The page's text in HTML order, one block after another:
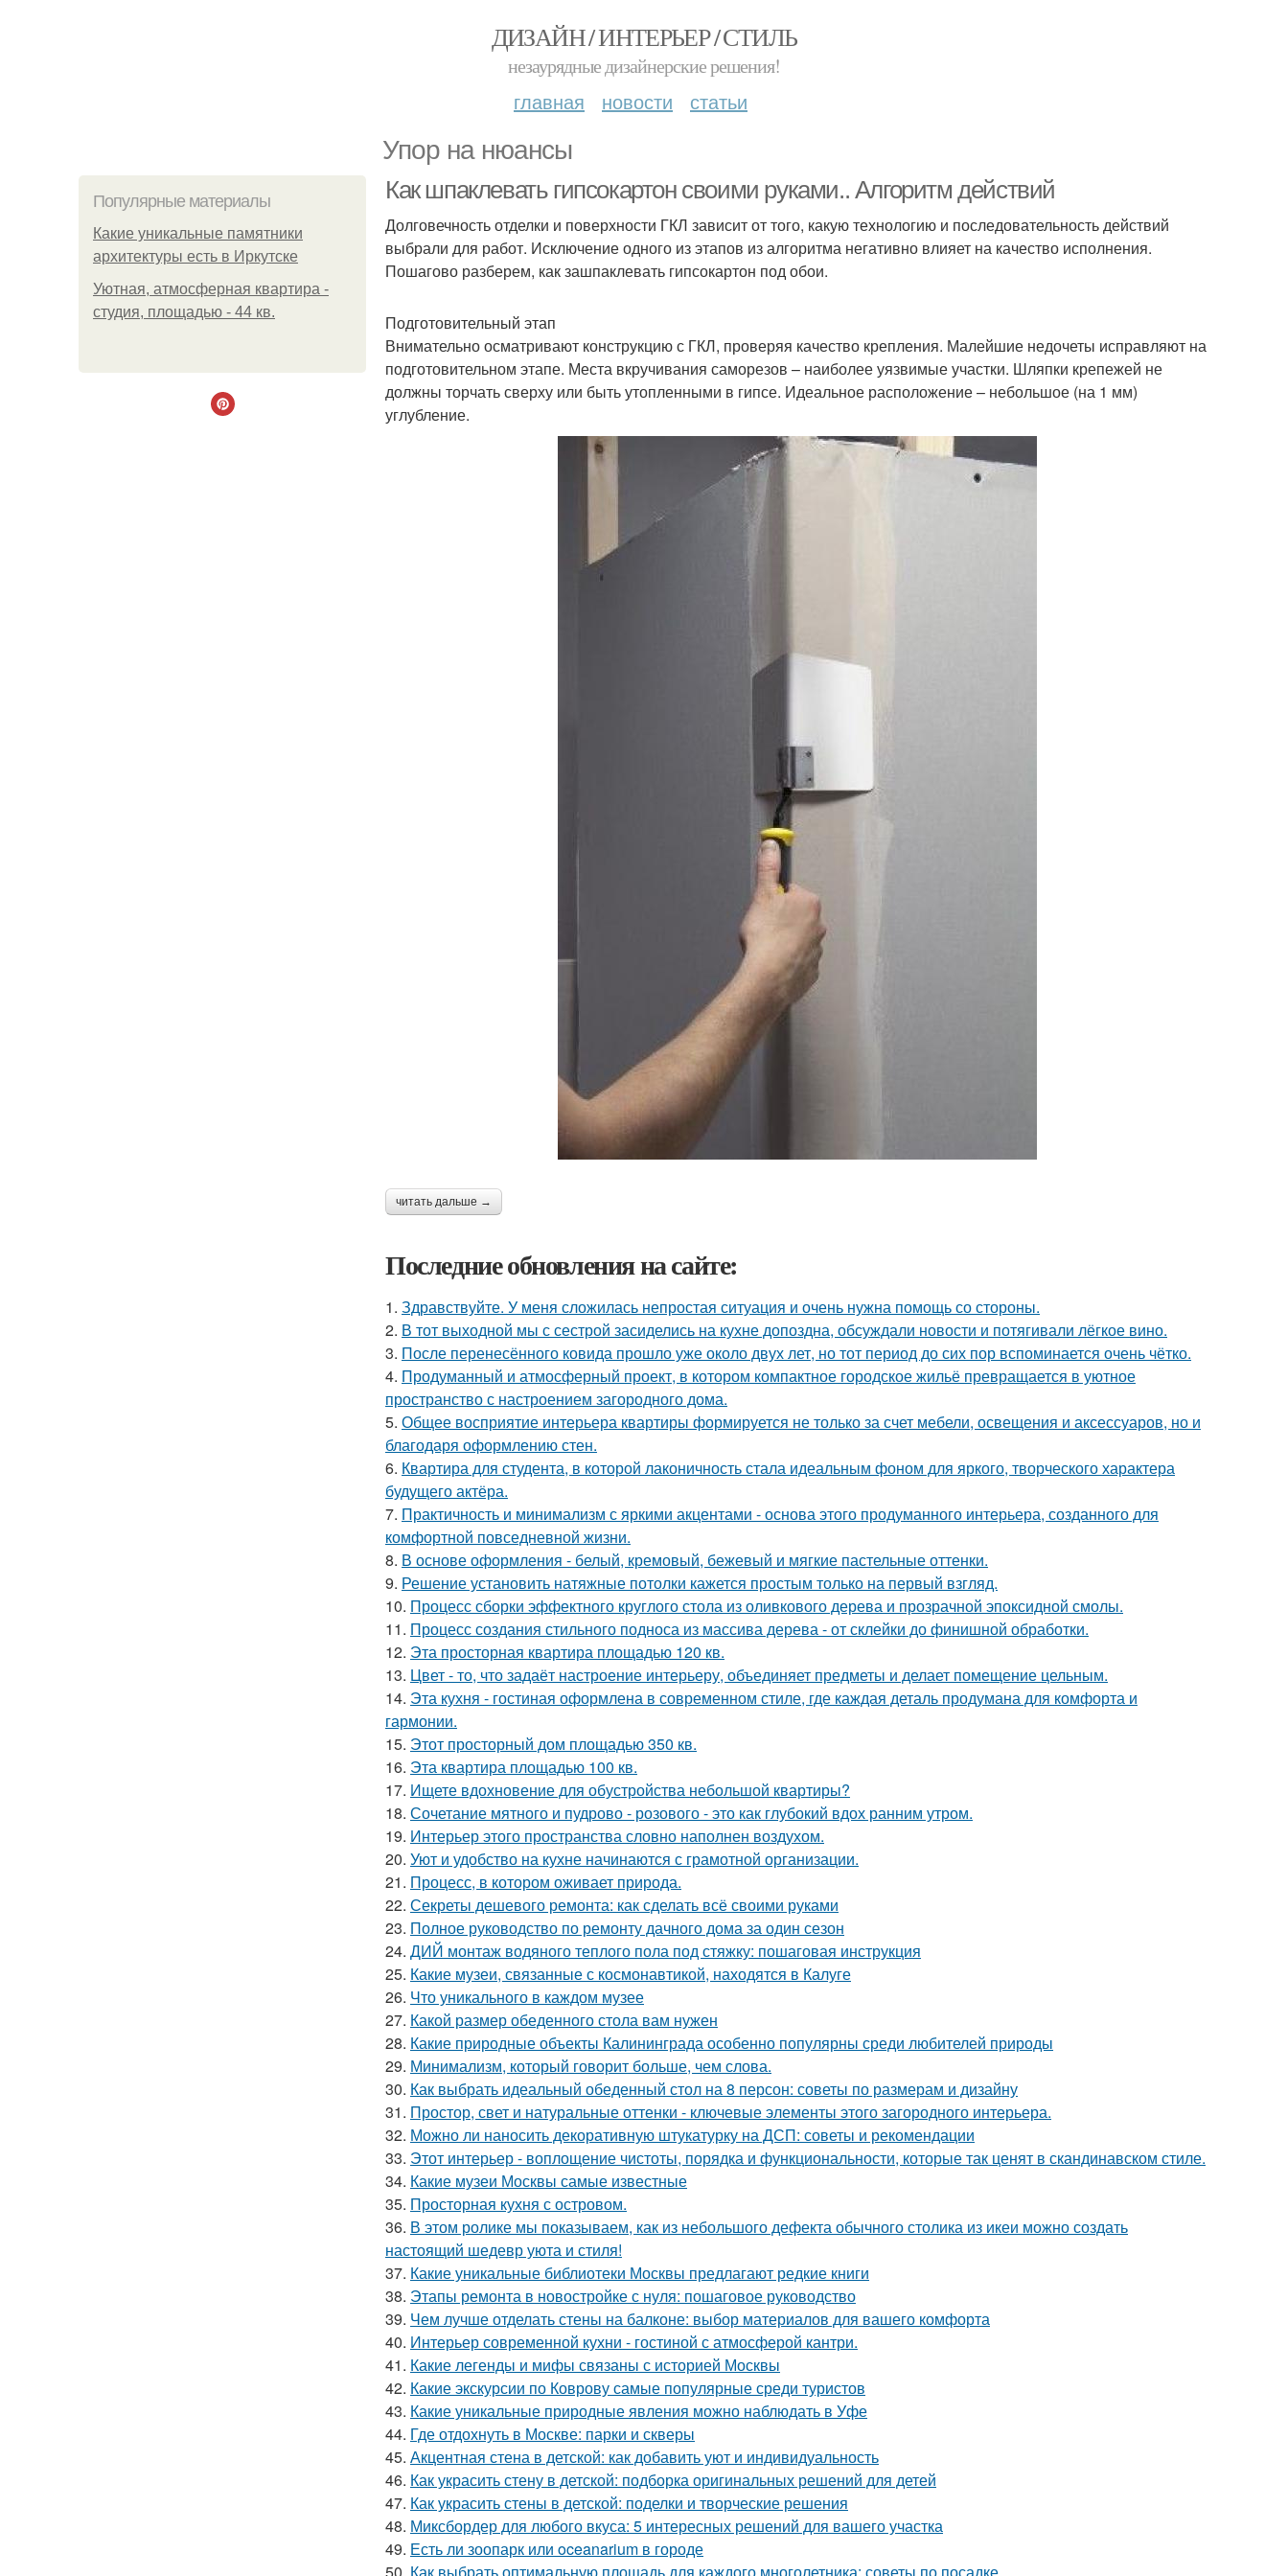
ДИЗАЙН / ИНТЕРЬЕР / СТИЛЬ
незаурядные дизайнерские решения!
главная новости статьи
Упор на нюансы
Популярные материалы
Какие уникальные памятники
архитектуры есть в Иркутске
Уютная, атмосферная квартира -
студия, площадью - 44 кв.
Как шпаклевать гипсокартон своими руками.. Алгоритм действий
Долговечность отделки и поверхности ГКЛ зависит от того, какую технологию и последовательность действий
выбрали для работ. Исключение одного из этапов из алгоритма негативно влияет на качество исполнения.
Пошагово разберем, как зашпаклевать гипсокартон под обои.
Подготовительный этап
Внимательно осматривают конструкцию с ГКЛ, проверяя качество крепления. Малейшие недочеты исправляют на
подготовительном этапе. Места вкручивания саморезов – наиболее уязвимые участки. Шляпки крепежей не
должны торчать сверху или быть утопленными в гипсе. Идеальное расположение – небольшое (на 1 мм)
углубление.
читать дальше →
Последние обновления на сайте:
1. Здравствуйте. У меня сложилась непростая ситуация и очень нужна помощь со стороны.
2. В тот выходной мы с сестрой засиделись на кухне допоздна, обсуждали новости и потягивали лёгкое вино.
3. После перенесённого ковида прошло уже около двух лет, но тот период до сих пор вспоминается очень чётко.
4. Продуманный и атмосферный проект, в котором компактное городское жильё превращается в уютное
пространство с настроением загородного дома.
5. Общее восприятие интерьера квартиры формируется не только за счет мебели, освещения и аксессуаров, но и
благодаря оформлению стен.
6. Квартира для студента, в которой лаконичность стала идеальным фоном для яркого, творческого характера
будущего актёра.
7. Практичность и минимализм с яркими акцентами - основа этого продуманного интерьера, созданного для
комфортной повседневной жизни.
8. В основе оформления - белый, кремовый, бежевый и мягкие пастельные оттенки.
9. Решение установить натяжные потолки кажется простым только на первый взгляд.
10. Процесс сборки эффектного круглого стола из оливкового дерева и прозрачной эпоксидной смолы.
11. Процесс создания стильного подноса из массива дерева - от склейки до финишной обработки.
12. Эта просторная квартира площадью 120 кв.
13. Цвет - то, что задаёт настроение интерьеру, объединяет предметы и делает помещение цельным.
14. Эта кухня - гостиная оформлена в современном стиле, где каждая деталь продумана для комфорта и
гармонии.
15. Этот просторный дом площадью 350 кв.
16. Эта квартира площадью 100 кв.
17. Ищете вдохновение для обустройства небольшой квартиры?
18. Сочетание мятного и пудрово - розового - это как глубокий вдох ранним утром.
19. Интерьер этого пространства словно наполнен воздухом.
20. Уют и удобство на кухне начинаются с грамотной организации.
21. Процесс, в котором оживает природа.
22. Секреты дешевого ремонта: как сделать всё своими руками
23. Полное руководство по ремонту дачного дома за один сезон
24. ДИЙ монтаж водяного теплого пола под стяжку: пошаговая инструкция
25. Какие музеи, связанные с космонавтикой, находятся в Калуге
26. Что уникального в каждом музее
27. Какой размер обеденного стола вам нужен
28. Какие природные объекты Калининграда особенно популярны среди любителей природы
29. Минимализм, который говорит больше, чем слова.
30. Как выбрать идеальный обеденный стол на 8 персон: советы по размерам и дизайну
31. Простор, свет и натуральные оттенки - ключевые элементы этого загородного интерьера.
32. Можно ли наносить декоративную штукатурку на ДСП: советы и рекомендации
33. Этот интерьер - воплощение чистоты, порядка и функциональности, которые так ценят в скандинавском стиле.
34. Какие музеи Москвы самые известные
35. Просторная кухня с островом.
36. В этом ролике мы показываем, как из небольшого дефекта обычного столика из икеи можно создать
настоящий шедевр уюта и стиля!
37. Какие уникальные библиотеки Москвы предлагают редкие книги
38. Этапы ремонта в новостройке с нуля: пошаговое руководство
39. Чем лучше отделать стены на балконе: выбор материалов для вашего комфорта
40. Интерьер современной кухни - гостиной с атмосферой кантри.
41. Какие легенды и мифы связаны с историей Москвы
42. Какие экскурсии по Коврову самые популярные среди туристов
43. Какие уникальные природные явления можно наблюдать в Уфе
44. Где отдохнуть в Москве: парки и скверы
45. Акцентная стена в детской: как добавить уют и индивидуальность
46. Как украсить стену в детской: подборка оригинальных решений для детей
47. Как украсить стены в детской: поделки и творческие решения
48. Миксбордер для любого вкуса: 5 интересных решений для вашего участка
49. Есть ли зоопарк или oceanarium в городе